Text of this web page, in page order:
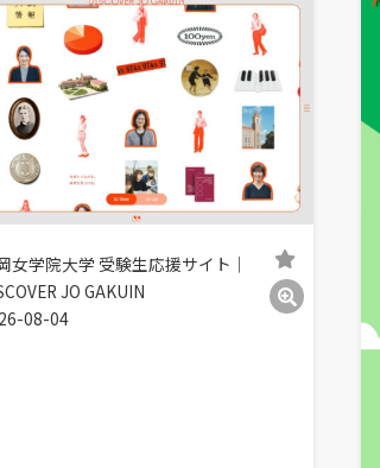
女学院大学 受験生応援サイト｜
JO GAKUIN
08-04